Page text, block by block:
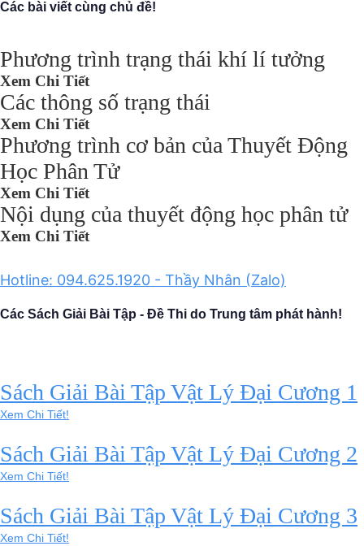
Các bài viết cùng chủ đề!
Phương trình trạng thái khí lí tưởng
Xem Chi Tiết
Các thông số trạng thái
Xem Chi Tiết
Phương trình cơ bản của Thuyết Động
Học Phân Tử
Xem Chi Tiết
Nội dụng của thuyết động học phân tử
Xem Chi Tiết
Hotline: 094.625.1920 - Thầy Nhân (Zalo)
Các Sách Giải Bài Tập - Đề Thi do Trung tâm phát hành!
Sách Giải Bài Tập Vật Lý Đại Cương 1
Xem Chi Tiết!
Sách Giải Bài Tập Vật Lý Đại Cương 2
Xem Chi Tiết!
Sách Giải Bài Tập Vật Lý Đại Cương 3
Xem Chi Tiết!